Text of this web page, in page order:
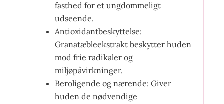
fasthed for et ungdommeligt
udseende.
Antioxidantbeskyttelse:
Granatæbleekstrakt beskytter huden
mod frie radikaler og
miljøpåvirkninger.
Beroligende og nærende: Giver
huden de nødvendige